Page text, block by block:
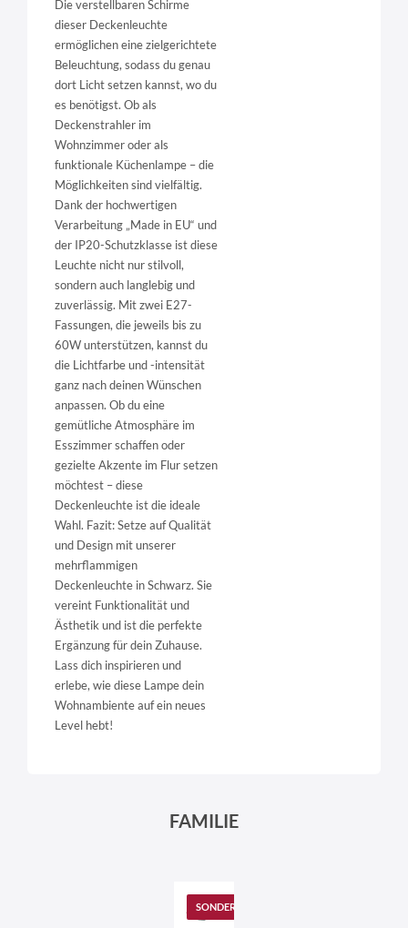
Die verstellbaren Schirme
dieser Deckenleuchte
ermöglichen eine zielgerichtete
Beleuchtung, sodass du genau
dort Licht setzen kannst, wo du
es benötigst. Ob als
Deckenstrahler im
Wohnzimmer oder als
funktionale Küchenlampe – die
Möglichkeiten sind vielfältig.
Dank der hochwertigen
Verarbeitung „Made in EU“ und
der IP20-Schutzklasse ist diese
Leuchte nicht nur stilvoll,
sondern auch langlebig und
zuverlässig. Mit zwei E27-
Fassungen, die jeweils bis zu
60W unterstützen, kannst du
die Lichtfarbe und -intensität
ganz nach deinen Wünschen
anpassen. Ob du eine
gemütliche Atmosphäre im
Esszimmer schaffen oder
gezielte Akzente im Flur setzen
möchtest – diese
Deckenleuchte ist die ideale
Wahl. Fazit: Setze auf Qualität
und Design mit unserer
mehrflammigen
Deckenleuchte in Schwarz. Sie
vereint Funktionalität und
Ästhetik und ist die perfekte
Ergänzung für dein Zuhause.
Lass dich inspirieren und
erlebe, wie diese Lampe dein
Wohnambiente auf ein neues
Level hebt!
FAMILIE
SONDERANGEBOT